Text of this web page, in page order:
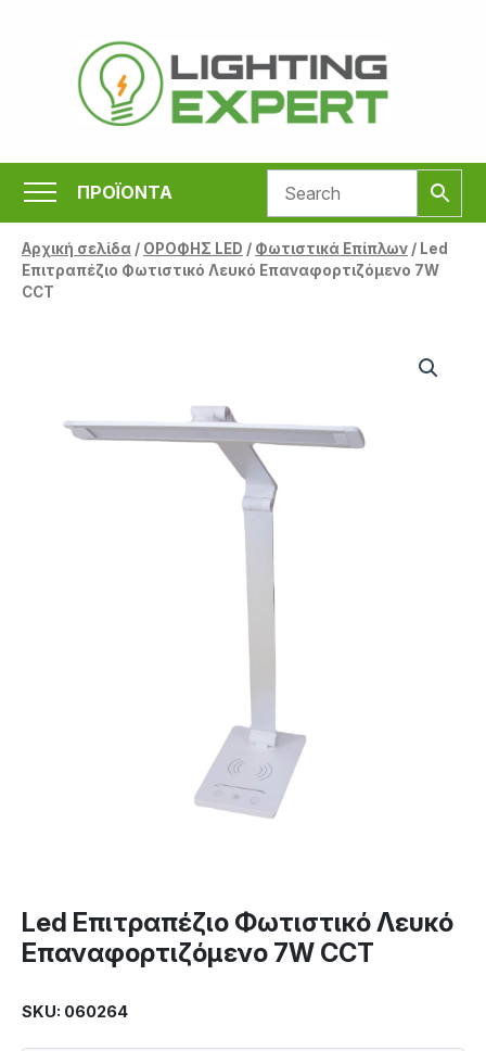
περιεχόμενο
ΠΡΟΪΟΝΤΑ
Αρχική σελίδα/ ΟΡΟΦΗΣ LED / Φωτιστικά Επίπλων/ Led
Επιτραπέζιο Φωτιστικό Λευκό Επαναφορτιζόμενο 7W
CCT
Led Επιτραπέζιο Φωτιστικό Λευκό
Επαναφορτιζόμενο 7W CCT
SKU: 060264